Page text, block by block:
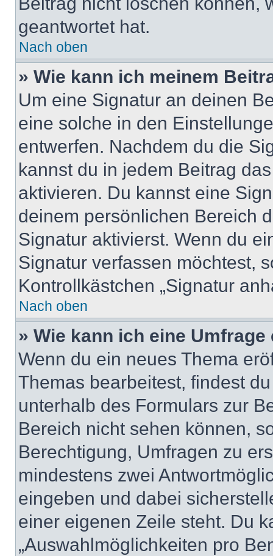
geantwortet hat.
Nach oben
» Wie kann ich meinem
Um eine Signatur an deinen
eine solche in den
entwerfen. Nachdem du die
kannst du in jedem Beitrag
aktivieren. Du kannst eine
deinem persönlichen Bereich
Signatur aktivierst. Wenn du
Signatur verfassen möchtest,
Kontrollkästchen „Signatur
Nach oben
» Wie kann ich eine
Wenn du ein neues Thema
Themas bearbeitest, findest
unterhalb des Formulars zur
Bereich nicht sehen können,
Berechtigung, Umfragen zu
mindestens zwei
eingeben und dabei
einer eigenen Zeile steht. Du
„Auswahlmöglichkeiten pro